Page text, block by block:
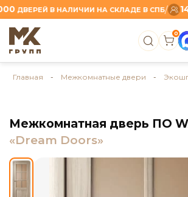
В НАЛИЧИИ НА СКЛАДЕ В СПБ/ 149
0
Главная - Межкомнатные двери -
Межкомнатная дверь ПО
«Dream Doors»